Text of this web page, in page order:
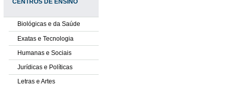
CENTROS DE ENSINO
Biológicas e da Saúde
Exatas e Tecnologia
Humanas e Sociais
Jurídicas e Políticas
Letras e Artes